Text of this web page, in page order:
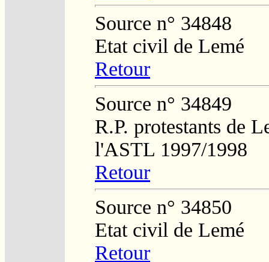
Source n° 34848
Etat civil de Lemé
Retour
Source n° 34849
R.P. protestants de
l'ASTL 1997/1998
Retour
Source n° 34850
Etat civil de Lemé
Retour